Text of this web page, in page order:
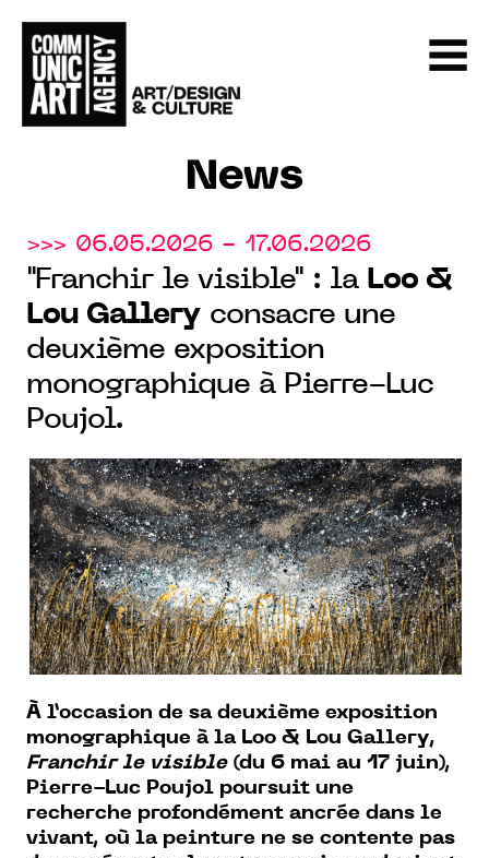
News
>>> 06.05.2026 - 17.06.2026
"Franchir le visible" : la Loo &
Lou Gallery consacre une
deuxième exposition
monographique à Pierre-Luc
Poujol.
À l’occasion de sa deuxième exposition
monographique à la Loo & Lou Gallery,
Franchir le visible(du 6 mai au 17 juin),
Pierre-Luc Poujol poursuit une
recherche profondément ancrée dans le
vivant, où la peinture ne se contente pas